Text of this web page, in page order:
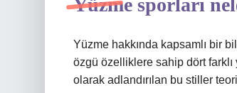
Yüzme sporları
Yüzme hakkında kapsamlı bir
özgü özelliklere sahip dört farklı
olarak adlandırılan bu stiller